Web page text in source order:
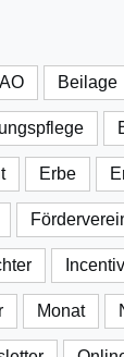
AO Beilage
Erbe
Monat